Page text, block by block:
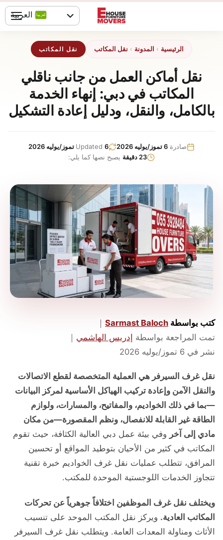
العربية
الرئيسية › المدونة › نقل المكاتب نقل المكاتب
نقل أماكن العمل من جانب ناقلي
المكاتب في دبي: إنهاء الخدمة
بالكامل، والنقل، ودليل إعادة التشكيل
صادرة 6 تموز/يوليه 2026 Updated 6 تموز/يوليه 2026
23 دقيقة
يصبح نصها كما يلي:
كتب بواسطة Sarmast Baloch
｜
تمت المراجعة بواسطة إدريس الهاشمي ｜
نشر في 6 تموز/يوليه 2026
نقل غرف السيرفر هي العملية المتخصصة لقطع الاتصالات
والنقل الآمن وإعادة تركيب الهياكل الأساسية لمركز البيانات
—بما في ذلك الخواديم، والمفاتيح، والمسارات، ولوازم
الطاقة غير القابلة للانفصال، ونظم المقصورة—من مكان
مادي إلى آخر وفي بيئة عمل دبي العالية الكثافة، حيث تقوم
المكاتب في كثير من الأحيان بتوطيد المواقع أو تحسين
المرافق، تتطلب عمليات نقل غرف الخواديم خبرة تقنية
تتجاوز الخدمات اللوجستية الموحدة للمكتب.
ويختلف نقل غرف الموظفين اختلافاً جوهرياً عن تحركات
المكاتب العادية. ويركز نقل المكتب الموحد على تنسيب
الأثاث ومناولة المعدات العامة. ويتطلب نقل غرف السيرفر